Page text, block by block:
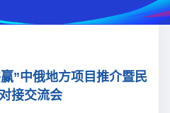
”中俄地方项目推介暨民
接交流会